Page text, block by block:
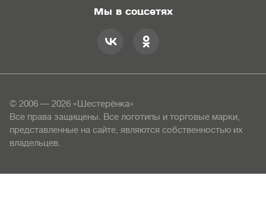
Мы в соцсетях
© 2006 — 2026 «Шестерёнка»
Все права защищены. Все логотипы и торговые марки,
представленные на сайте, являются собственностью их
владельцев.